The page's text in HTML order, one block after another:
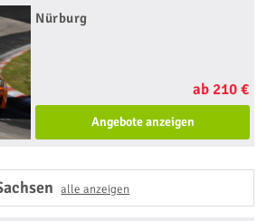
Nürburg
ab 210 €
Angebote anzeigen
alle anzeigen